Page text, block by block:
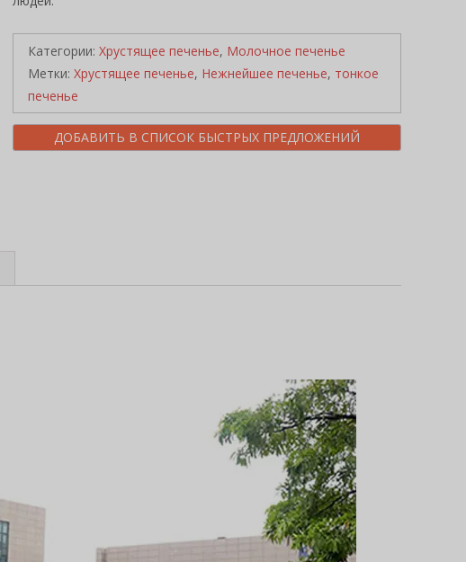
Категории: Хрустящее печенье, Молочное печенье
Метки: Хрустящее печенье, Нежнейшее печенье, тонкое
печенье
ДОБАВИТЬ В СПИСОК БЫСТРЫХ ПРЕДЛОЖЕНИЙ